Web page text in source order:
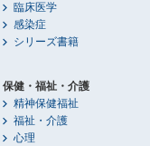
臨床医学
感染症
シリーズ書籍
保健・福祉・介護
精神保健福祉
福祉・介護
心理